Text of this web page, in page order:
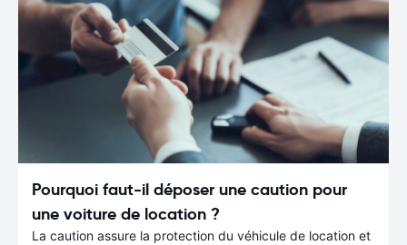
Pourquoi faut-il déposer une caution pour
une voiture de location ?
La caution assure la protection du véhicule de location et